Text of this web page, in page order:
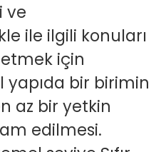
ve
ile ilgili konuları
için
yapıda bir birimin
az bir yetkin
edilmesi.